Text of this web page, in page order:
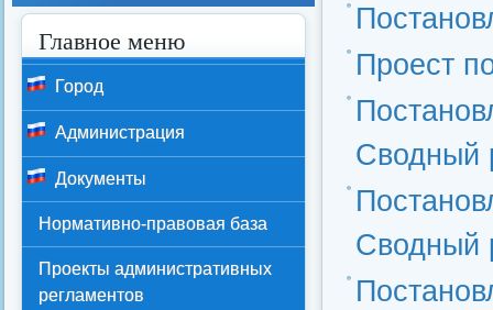
Проест
Сводный
Сводный
Главное меню
Город
Администрация
Документы
Нормативно-правовая база
Проекты административных
регламентов